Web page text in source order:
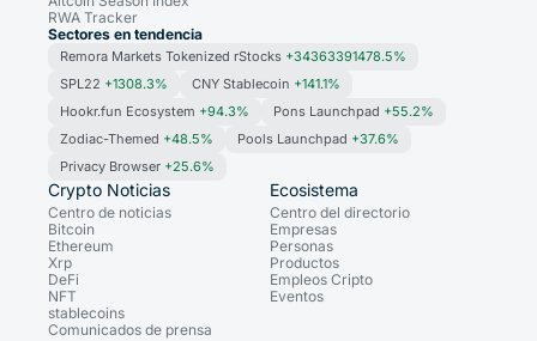
RWA Tracker
Sectores en tendencia
Remora Markets Tokenized rStocks +34363391478.5%
SPL22 +1308.3% CNY Stablecoin +141.1%
Hookr.fun Ecosystem +94.3% Pons Launchpad +55.2%
Zodiac-Themed +48.5% Pools Launchpad +37.6%
Privacy Browser +25.6%
Crypto Noticias
Centro de noticias
Bitcoin
Ethereum
Xrp
DeFi
NFT
stablecoins
Comunicados de prensa
Ecosistema
Centro del directorio
Empresas
Personas
Productos
Empleos Cripto
Eventos